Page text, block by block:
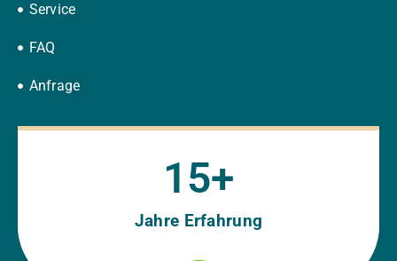
Service
FAQ
Anfrage
Jahre Erfahrung
15+